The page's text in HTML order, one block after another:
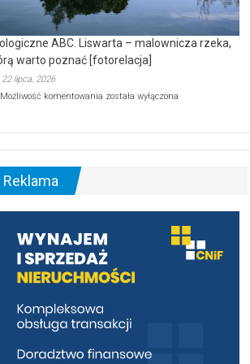
ABC. Liswarta – malownicza rzeka,
warto poznać [fotorelacja]
22 lipca, 2026
Możliwość komentowania Ekologiczne
–
malownicza
[fotorelacja]
została wyłączona
Reklama